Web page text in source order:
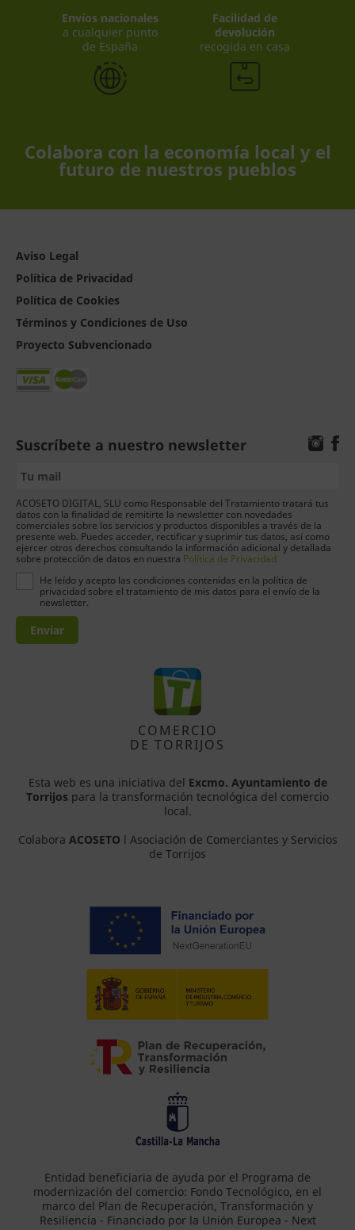
Envíos nacionales
a cualquier punto
de España
Facilidad de
devolución
recogida en casa
Colabora con la economía local y el
futuro de nuestros pueblos
Aviso Legal
Política de Privacidad
Política de Cookies
Términos y Condiciones de Uso
Proyecto Subvencionado
Suscríbete a nuestro newsletter
ACOSETO DIGITAL, SLU como Responsable del Tratamiento tratará tus
datos con la finalidad de remitirte la newsletter con novedades
comerciales sobre los servicios y productos disponibles a través de la
presente web. Puedes acceder, rectificar y suprimir tus datos, así como
ejercer otros derechos consultando la información adicional y detallada
sobre protección de datos en nuestra Política de Privacidad
He leído y acepto las condiciones contenidas en la política de
privacidad sobre el tratamiento de mis datos para el envío de la
newsletter.
Enviar
COMERCIO
DE TORRIJOS
Esta web es una iniciativa del Excmo. Ayuntamiento de
Torrijos para la transformación tecnológica del comercio
local.
Colabora ACOSETO l Asociación de Comerciantes y Servicios
de Torrijos
Entidad beneficiaria de ayuda por el Programa de
modernización del comercio: Fondo Tecnológico, en el
marco del Plan de Recuperación, Transformación y
Resiliencia - Financiado por la Unión Europea - Next